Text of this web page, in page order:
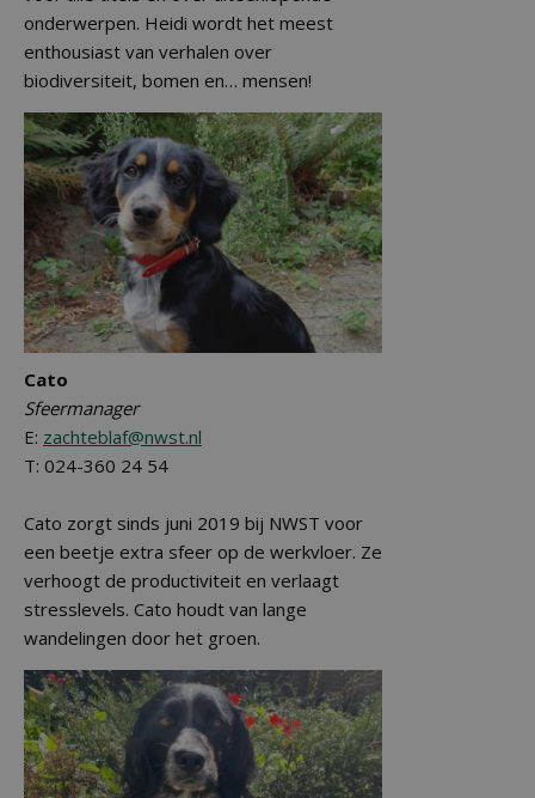
onderwerpen. Heidi wordt het meest
enthousiast van verhalen over
biodiversiteit, bomen en… mensen!
Cato
Sfeermanager
E: zachteblaf@nwst.nl
T: 024-360 24 54
Cato zorgt sinds juni 2019 bij NWST voor
een beetje extra sfeer op de werkvloer. Ze
verhoogt de productiviteit en verlaagt
stresslevels. Cato houdt van lange
wandelingen door het groen.